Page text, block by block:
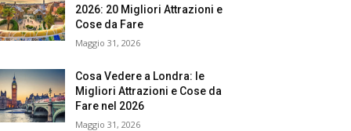
2026: 20 Migliori Attrazioni e
Cose da Fare
Maggio 31, 2026
Cosa Vedere a Londra: le
Migliori Attrazioni e Cose da
Fare nel 2026
Maggio 31, 2026